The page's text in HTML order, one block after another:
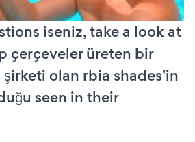
iseniz, take a look at
çerçeveler üreten bir
olan rbia shades'in
seen in their